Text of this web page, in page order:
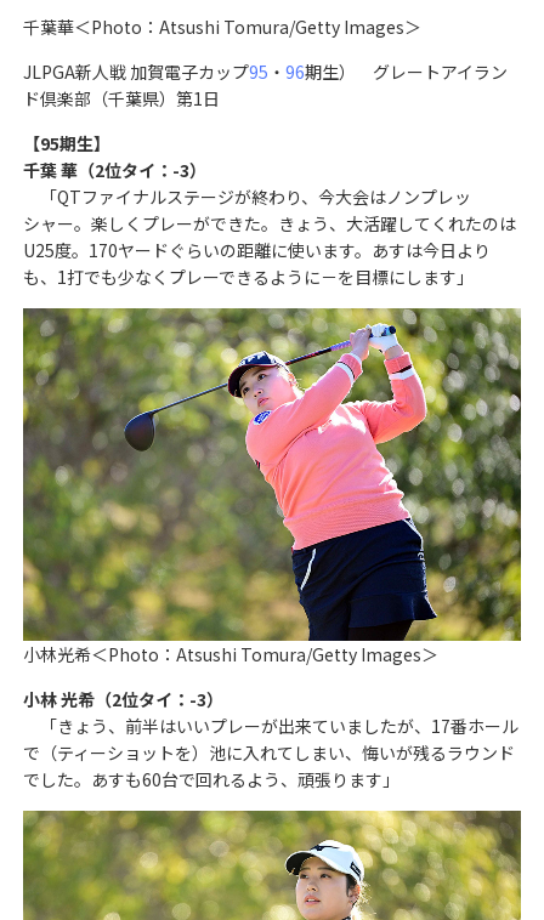
千葉華＜Photo：Atsushi Tomura/Getty Images＞
JLPGA新人戦 加賀電子カップ95 ・ 96期生） グレートアイラン
ド倶楽部（千葉県）第1日
【95期生】
千葉 華（2位タイ：-3）
「QTファイナルステージが終わり、今大会はノンプレッ
シャー。楽しくプレーができた。きょう、大活躍してくれたのは
U25度。170ヤードぐらいの距離に使います。あすは今日より
も、1打でも少なくプレーできるように－を目標にします」
小林光希＜Photo：Atsushi Tomura/Getty Images＞
小林 光希（2位タイ：-3）
「きょう、前半はいいプレーが出来ていましたが、17番ホール
で（ティーショットを）池に入れてしまい、悔いが残るラウンド
でした。あすも60台で回れるよう、頑張ります」